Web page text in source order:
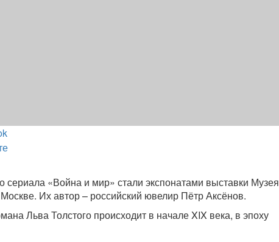
сериала «Война и мир» стали экспонатами выставки Музея
Их автор – российский ювелир Пётр Аксёнов.
Льва Толстого происходит в начале XIX века, в эпоху